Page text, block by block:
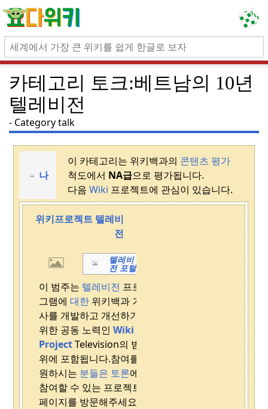
카테고리 토크:베트남의 10년
텔레비전
Category talk
나
이 카테고리는 위키백과의 콘텐츠 평가
척도에서 NA급으로 평가됩니다.
다음 Wiki 프로젝트에 관심이 있습니다.
위키프로젝트 텔레비
전
텔레비
전 포털
이 범주는 텔레비전 프로
그램에 대한위키백과 기
사를 개발하고 개선하기
위한 공동 노력인 Wiki
ProjectTelevision의 범
위에 포함됩니다.참여를
원하시는 분들은 토론에
참여할 수 있는 프로젝트
페이지를 방문해주세요.